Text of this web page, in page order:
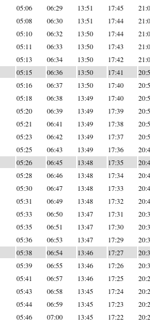
05:06 06:29 13:51 17:45
05:08 06:30 13:51 17:44
05:10 06:32 13:50 17:44
05:11 06:33 13:50 17:43
05:13 06:34 13:50 17:42
05:15 06:36 13:50 17:41
05:16 06:37 13:50 17:40
05:18 06:38 13:49 17:40
05:20 06:39 13:49 17:39
05:21 06:41 13:49 17:38
05:23 06:42 13:49 17:37
05:25 06:43 13:49 17:36
05:26 06:45 13:48 17:35
05:28 06:46 13:48 17:34
05:30 06:47 13:48 17:33
05:31 06:49 13:48 17:32
05:33 06:50 13:47 17:31
05:35 06:51 13:47 17:30
05:36 06:53 13:47 17:29
05:38 06:54 13:46 17:27
05:39 06:55 13:46 17:26
05:41 06:57 13:46 17:25
05:43 06:58 13:45 17:24
05:44 06:59 13:45 17:23
05:46 07:00 13:45 17:22